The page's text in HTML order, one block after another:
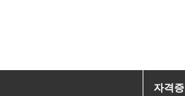
자격증